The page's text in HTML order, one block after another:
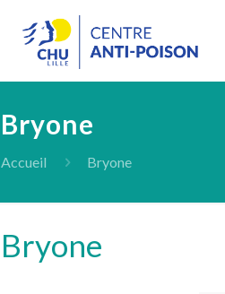
Bryone
Accueil Bryone
Bryone